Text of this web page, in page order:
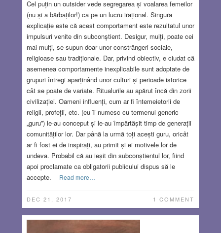
Cel puțin un outsider vede segregarea și voalarea femeilor
(nu și a bărbaților!) ca pe un lucru irațional. Singura
explicație este că acest comportament este rezultatul unor
impulsuri venite din subconștient. Desigur, mulți, poate cei
mai mulți, se supun doar unor constrângeri sociale,
religioase sau tradiționale. Dar, privind obiectiv, e ciudat că
asemenea comportamente inexplicabile sunt adoptate de
grupuri întregi aparținând unor culturi și perioade istorice
cât se poate de variate. Ritualurile au apărut încă din zorii
civilizației. Oameni influenți, cum ar fi întemeietorii de
religii, profeții, etc. (eu îi numesc cu termenul generic
„guru”) le-au conceput și le-au împărtășit timp de generații
comunităților lor. Dar până la urmă toți acești guru, oricât
ar fi fost ei de inspirați, au primit și ei motivele lor de
undeva. Probabil că au ieșit din subconștientul lor, fiind
apoi proclamate ca obligatorii publicului dispus să le
accepte.
Read more…
DEC 21, 2017 1 COMMENT